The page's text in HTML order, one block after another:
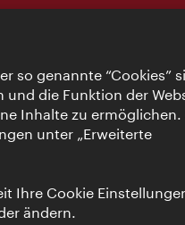
so genannte “Cookies”
die Funktion der
Inhalte zu ermöglichen.
unter „Erweiterte
Ihre Cookie
ändern.